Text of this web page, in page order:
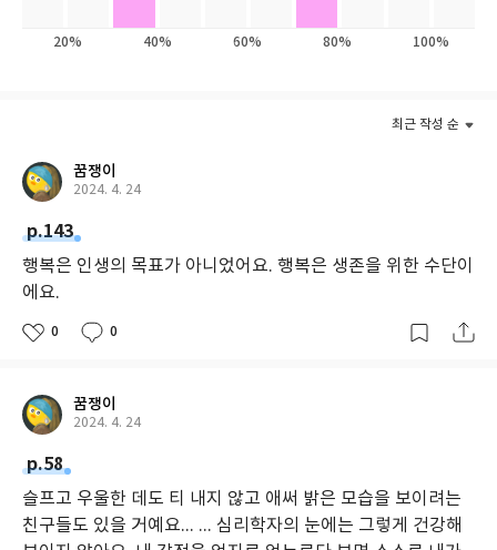
고 함께 나눌 수 있다면 아이들의 현재와 미래는 달라질지도 모른다.
어린 시절 배운 심리학의 기초는 평생 살아갈 수 있는 단단한 마음
근육을 만들어 줄 것이다.
20% 40% 60% 80% 100%
최근 작성 순
꿈쟁이
2024. 4. 24
p.143
행복은 인생의 목표가 아니었어요. 행복은 생존을 위한 수단이
에요.
0 0
꿈쟁이
2024. 4. 24
p.58
슬프고 우울한 데도 티 내지 않고 애써 밝은 모습을 보이려는
친구들도 있을 거예요... ... 심리학자의 눈에는 그렇게 건강해